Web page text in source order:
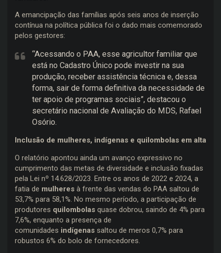
A emancipação das famílias após seis anos de inserção
contínua na política pública foi o dado mais comemorado
pelos gestores:
“Acessando o PAA, esse agricultor familiar que
está no Cadastro Único pode investir na sua
produção, receber assistência técnica e, dessa
forma, sair de forma definitiva da necessidade de
ter apoio de programas sociais”, destacou o
secretário nacional de Avaliação do MDS, Rafael
Osório.
Inclusão de mulheres, indígenas e quilombolas em alta
O relatório apontou ainda um avanço expressivo no
cumprimento das metas de diversidade e inclusão fixadas
pela Lei nº 14.628/2023. Entre os anos de 2022 e 2024, a
fatia de mulheres à frente das vendas do PAA saltou de
53,7% para 58,1%. No mesmo período, a participação de
produtores quilombolas quase dobrou, saindo de 4% para
7,6%, enquanto a presença de
comunidades indígenas saltou de meros 0,7% para
robustos 6% do bolo de fornecedores.